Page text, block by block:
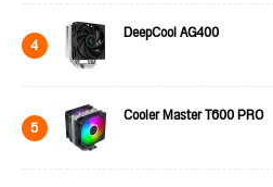
4 DeepCool AG400
5 Cooler Master T600 PRO